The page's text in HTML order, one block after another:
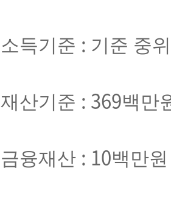
소득기준 : 기준 중
재산기준 : 369백만
금융재산 : 10백만